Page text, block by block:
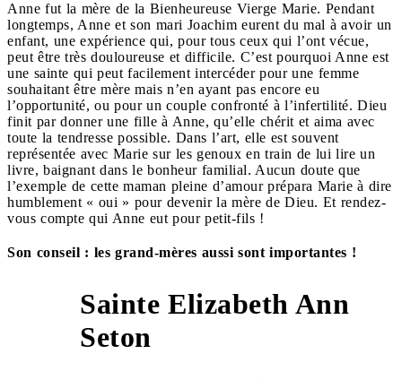
Anne fut la mère de la Bienheureuse Vierge Marie. Pendant
longtemps, Anne et son mari Joachim eurent du mal à avoir un
enfant, une expérience qui, pour tous ceux qui l’ont vécue,
peut être très douloureuse et difficile. C’est pourquoi Anne est
une sainte qui peut facilement intercéder pour une femme
souhaitant être mère mais n’en ayant pas encore eu
l’opportunité, ou pour un couple confronté à l’infertilité. Dieu
finit par donner une fille à Anne, qu’elle chérit et aima avec
toute la tendresse possible. Dans l’art, elle est souvent
représentée avec Marie sur les genoux en train de lui lire un
livre, baignant dans le bonheur familial. Aucun doute que
l’exemple de cette maman pleine d’amour prépara Marie à dire
humblement « oui » pour devenir la mère de Dieu. Et rendez-
vous compte qui Anne eut pour petit-fils !
Son conseil : les grand-mères aussi sont importantes !
Sainte Elizabeth Ann
Seton